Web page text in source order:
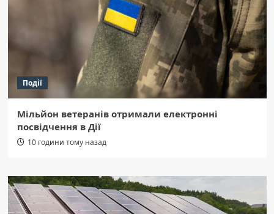
Події
Мільйон ветеранів отримали електронні
посвідчення в Дії
10 години тому назад